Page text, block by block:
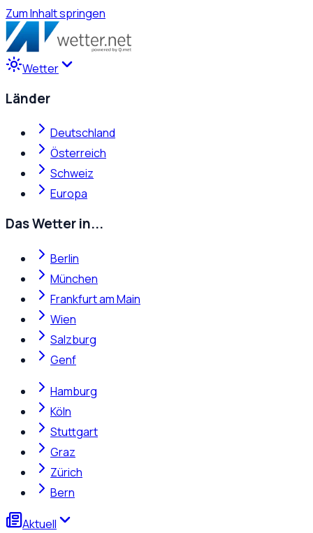
Zum Inhalt springen
Wetter
Länder
Deutschland
Österreich
Schweiz
Europa
Das Wetter in...
Berlin
München
Frankfurt am Main
Wien
Salzburg
Genf
Hamburg
Köln
Stuttgart
Graz
Zürich
Bern
Aktuell